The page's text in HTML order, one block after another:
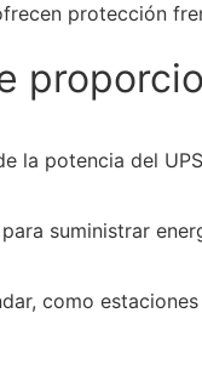
protección
la potencia del
suministrar
como